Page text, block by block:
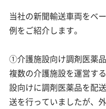
当社の新聞輸送車両をベ
例をご紹介します。
①介護施設向け調剤医薬
複数の介護施設を運営す
設向けに調剤医薬品を配
送を行っていましたが、